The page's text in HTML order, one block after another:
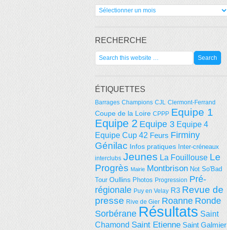
Archives
RECHERCHE
ÉTIQUETTES
Barrages Champions CJL Clermont-Ferrand
Coupe de la Loire CPPP Equipe 1
Equipe 2 Equipe 3 Equipe 4
Equipe Cup 42 Feurs Firminy
Génilac Infos pratiques Inter-créneaux
interclubs Jeunes La Fouillouse Le
Progrès Mairie Montbrison Not So'Bad
Tour Oullins Photos Progression Pré-
régionale Puy en Velay R3 Revue de
presse Rive de Gier Roanne Ronde
Sorbérane Résultats Saint
Chamond Saint Etienne Saint Galmier